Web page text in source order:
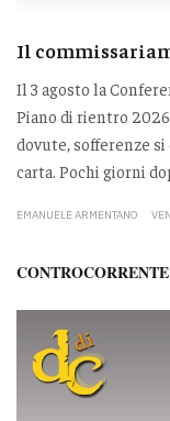
Il
Il 3 agosto la
Piano di rientro
dovute, sofferenze
carta. Pochi giorni
EMANUELE ARMENTANO
CONTROCORRENTE